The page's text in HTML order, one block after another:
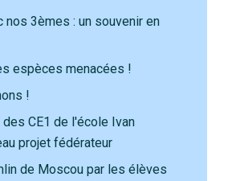
nos 3èmes : un souvenir en
espèces menacées !
!
CE1 de l'école Ivan
projet fédérateur
de Moscou par les élèves